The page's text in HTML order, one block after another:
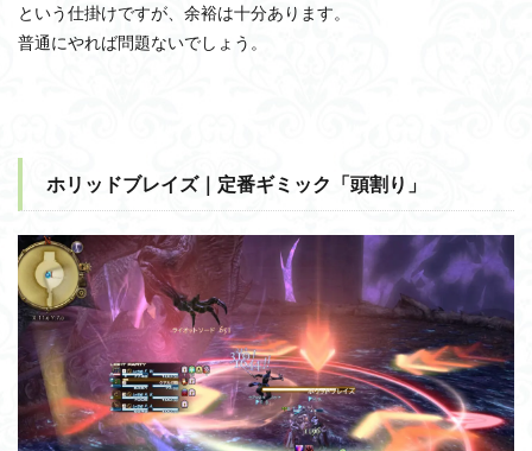
という仕掛けですが、余裕は十分あります。
普通にやれば問題ないでしょう。
ホリッドブレイズ｜定番ギミック「頭割り」